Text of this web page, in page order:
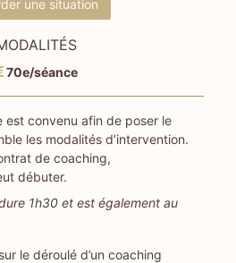
une situation
70e/séance
est convenu afin de poser le
les modalités d’intervention.
de coaching,
débuter.
1h30 et est également au
le déroulé d’un coaching